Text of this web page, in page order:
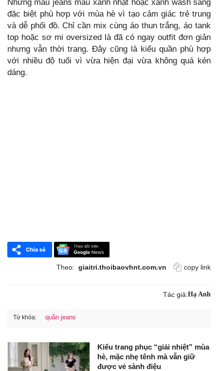
Những mẫu jeans màu xanh nhạt hoặc xanh wash sáng
đặc biệt phù hợp với mùa hè vì tạo cảm giác trẻ trung
và dễ phối đồ. Chỉ cần mix cùng áo thun trắng, áo tank
top hoặc sơ mi oversized là đã có ngay outfit đơn giản
nhưng vẫn thời trang. Đây cũng là kiểu quần phù hợp
với nhiều độ tuổi vì vừa hiện đại vừa không quá kén
dáng.
Theo: giaitri.thoibaovhnt.com.vn copy link
Tác giả:Hạ Anh
Từ khóa: quần jeans
Kiểu trang phục “giải nhiệt” mùa
hè, mặc nhẹ tênh mà vẫn giữ
được vẻ sành điệu